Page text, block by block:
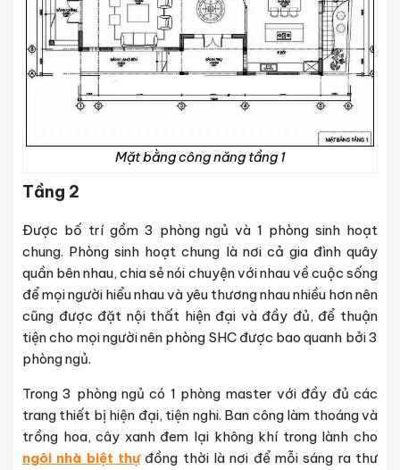
Mặt bằng công năng tầng 1
Tầng 2
Được bố trí gồm 3 phòng ngủ và 1 phòng sinh hoạt
chung. Phòng sinh hoạt chung là nơi cả gia đình quây
quần bên nhau, chia sẻ nói chuyện với nhau về cuộc sống
để mọi người hiểu nhau và yêu thương nhau nhiều hơn nên
cũng được đặt nội thất hiện đại và đầy đủ, để thuận
tiện cho mọi người nên phòng SHC được bao quanh bởi 3
phòng ngủ.
Trong 3 phòng ngủ có 1 phòng master với đầy đủ các
trang thiết bị hiện đại, tiện nghi. Ban công làm thoáng và
trồng hoa, cây xanh đem lại không khí trong lành cho
ngôi nhà biệt thựđồng thời là nơi để mỗi sáng ra thư